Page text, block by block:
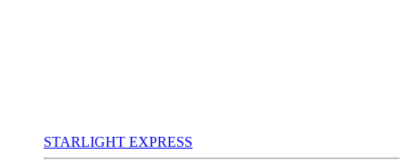
STARLIGHT EXPRESS